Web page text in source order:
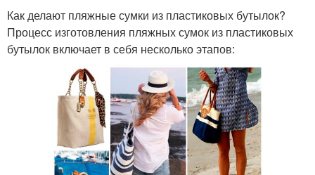
Как делают пляжные сумки из пластиковых бутылок?
Процесс изготовления пляжных сумок из пластиковых
бутылок включает в себя несколько этапов: